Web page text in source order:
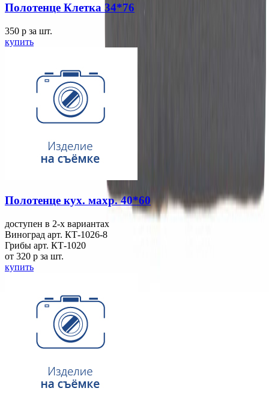
Полотенце Клетка 34*76
350 p за шт.
купить
Полотенце кух. махр. 40*60
доступен в 2-x вариантах
Виноград арт. КТ-1026-8
Грибы арт. КТ-1020
от 320 p за шт.
купить